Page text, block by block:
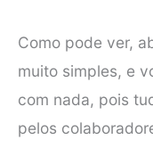
Como pode ver,
muito simples, e
com nada, pois
pelos